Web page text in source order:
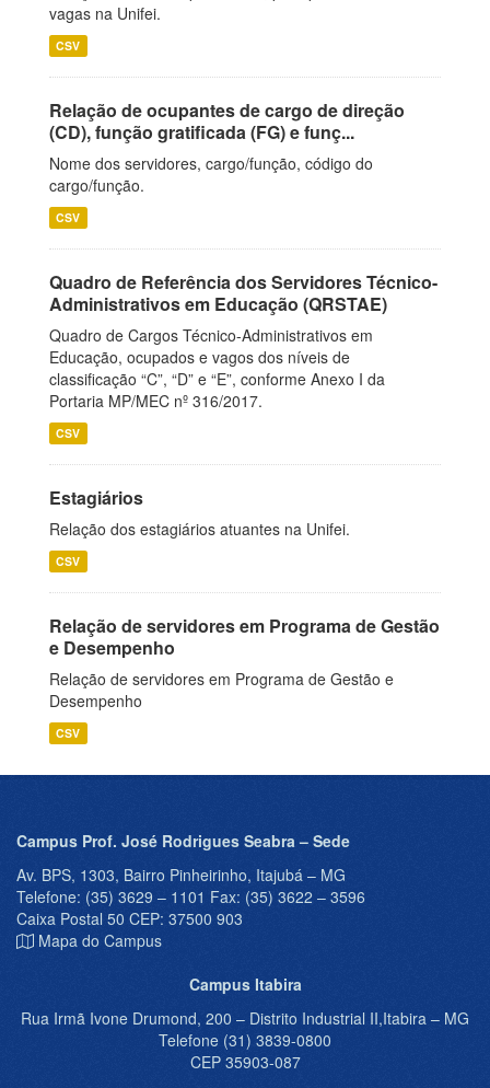
vagas na Unifei.
CSV
Relação de ocupantes de cargo de direção
(CD), função gratificada (FG) e funç...
Nome dos servidores, cargo/função, código do
cargo/função.
CSV
Quadro de Referência dos Servidores Técnico-
Administrativos em Educação (QRSTAE)
Quadro de Cargos Técnico-Administrativos em
Educação, ocupados e vagos dos níveis de
classificação “C”, “D” e “E”, conforme Anexo I da
Portaria MP/MEC nº 316/2017.
CSV
Estagiários
Relação dos estagiários atuantes na Unifei.
CSV
Relação de servidores em Programa de Gestão
e Desempenho
Relação de servidores em Programa de Gestão e
Desempenho
CSV
Campus Prof. José Rodrigues Seabra – Sede
Av. BPS, 1303, Bairro Pinheirinho, Itajubá – MG
Telefone: (35) 3629 – 1101 Fax: (35) 3622 – 3596
Caixa Postal 50 CEP: 37500 903
Mapa do Campus
Campus Itabira
Rua Irmã Ivone Drumond, 200 – Distrito Industrial II,Itabira – MG
Telefone (31) 3839-0800
CEP 35903-087